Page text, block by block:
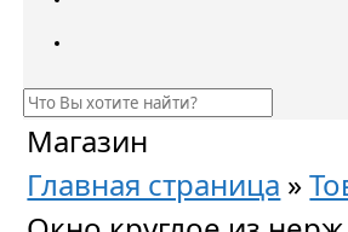
Магазин
Главная страница »